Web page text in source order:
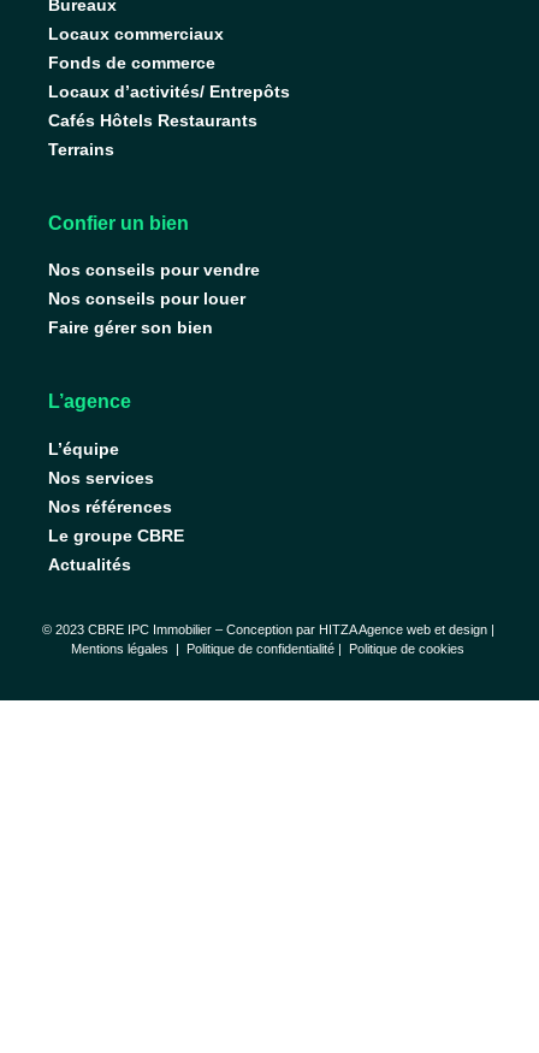
Bureaux
Locaux commerciaux
Fonds de commerce
Locaux d’activités/ Entrepôts
Cafés Hôtels Restaurants
Terrains
Confier un bien
Nos conseils pour vendre
Nos conseils pour louer
Faire gérer son bien
L’agence
L’équipe
Nos services
Nos références
Le groupe CBRE
Actualités
© 2023 CBRE IPC Immobilier – Conception par HITZA Agence web et design|
Mentions légales | Politique de confidentialité | Politique de cookies